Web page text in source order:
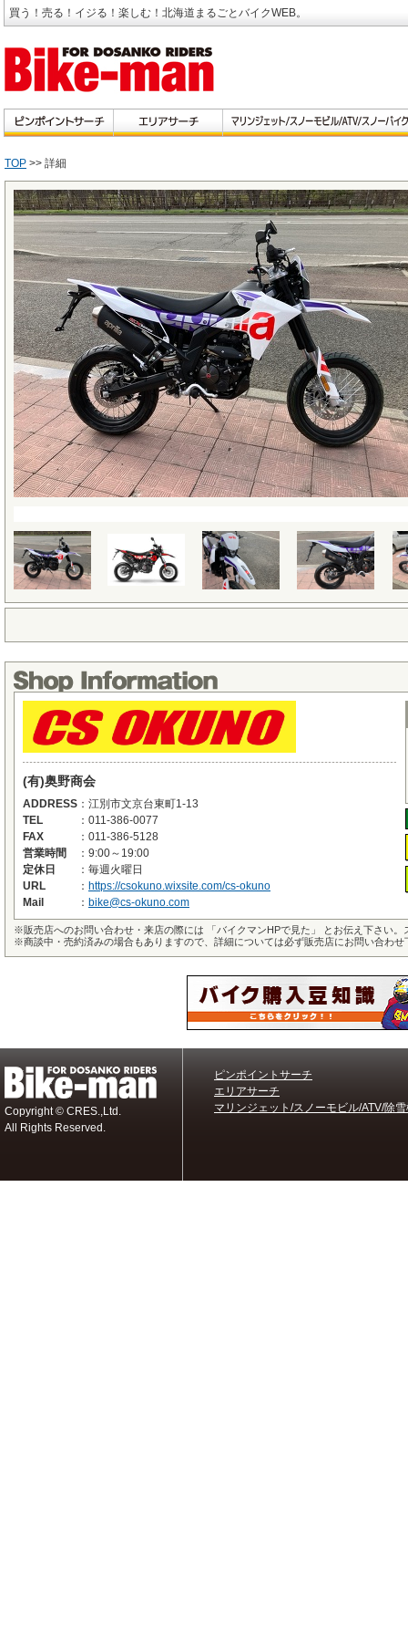
買う！売る！イジる！楽しむ！北海道まるごとバイクWEB。
TOP >> 詳細
(有)奥野商会
ADDRESS ： 江別市文京台東町1-13
TEL
： 011-386-0077
FAX
： 011-386-5128
営業時間
： 9:00～19:00
定休日
： 毎週火曜日
URL
： https://csokuno.wixsite.com/cs-okuno
Mail
： bike@cs-okuno.com
※販売店へのお問い合わせ・来店の際には 「バイクマンHPで見た」 とお伝え下さい
※商談中・売約済みの場合もありますので、詳細については必ず販売店にお問い合わせ
Copyright © CRES.,Ltd.
All Rights Reserved.
ピンポイントサーチ
エリアサーチ
マリンジェット/スノーモビル/ATV/除